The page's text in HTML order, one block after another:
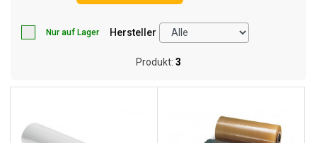
Nur auf Lager Hersteller
Produkt: 3